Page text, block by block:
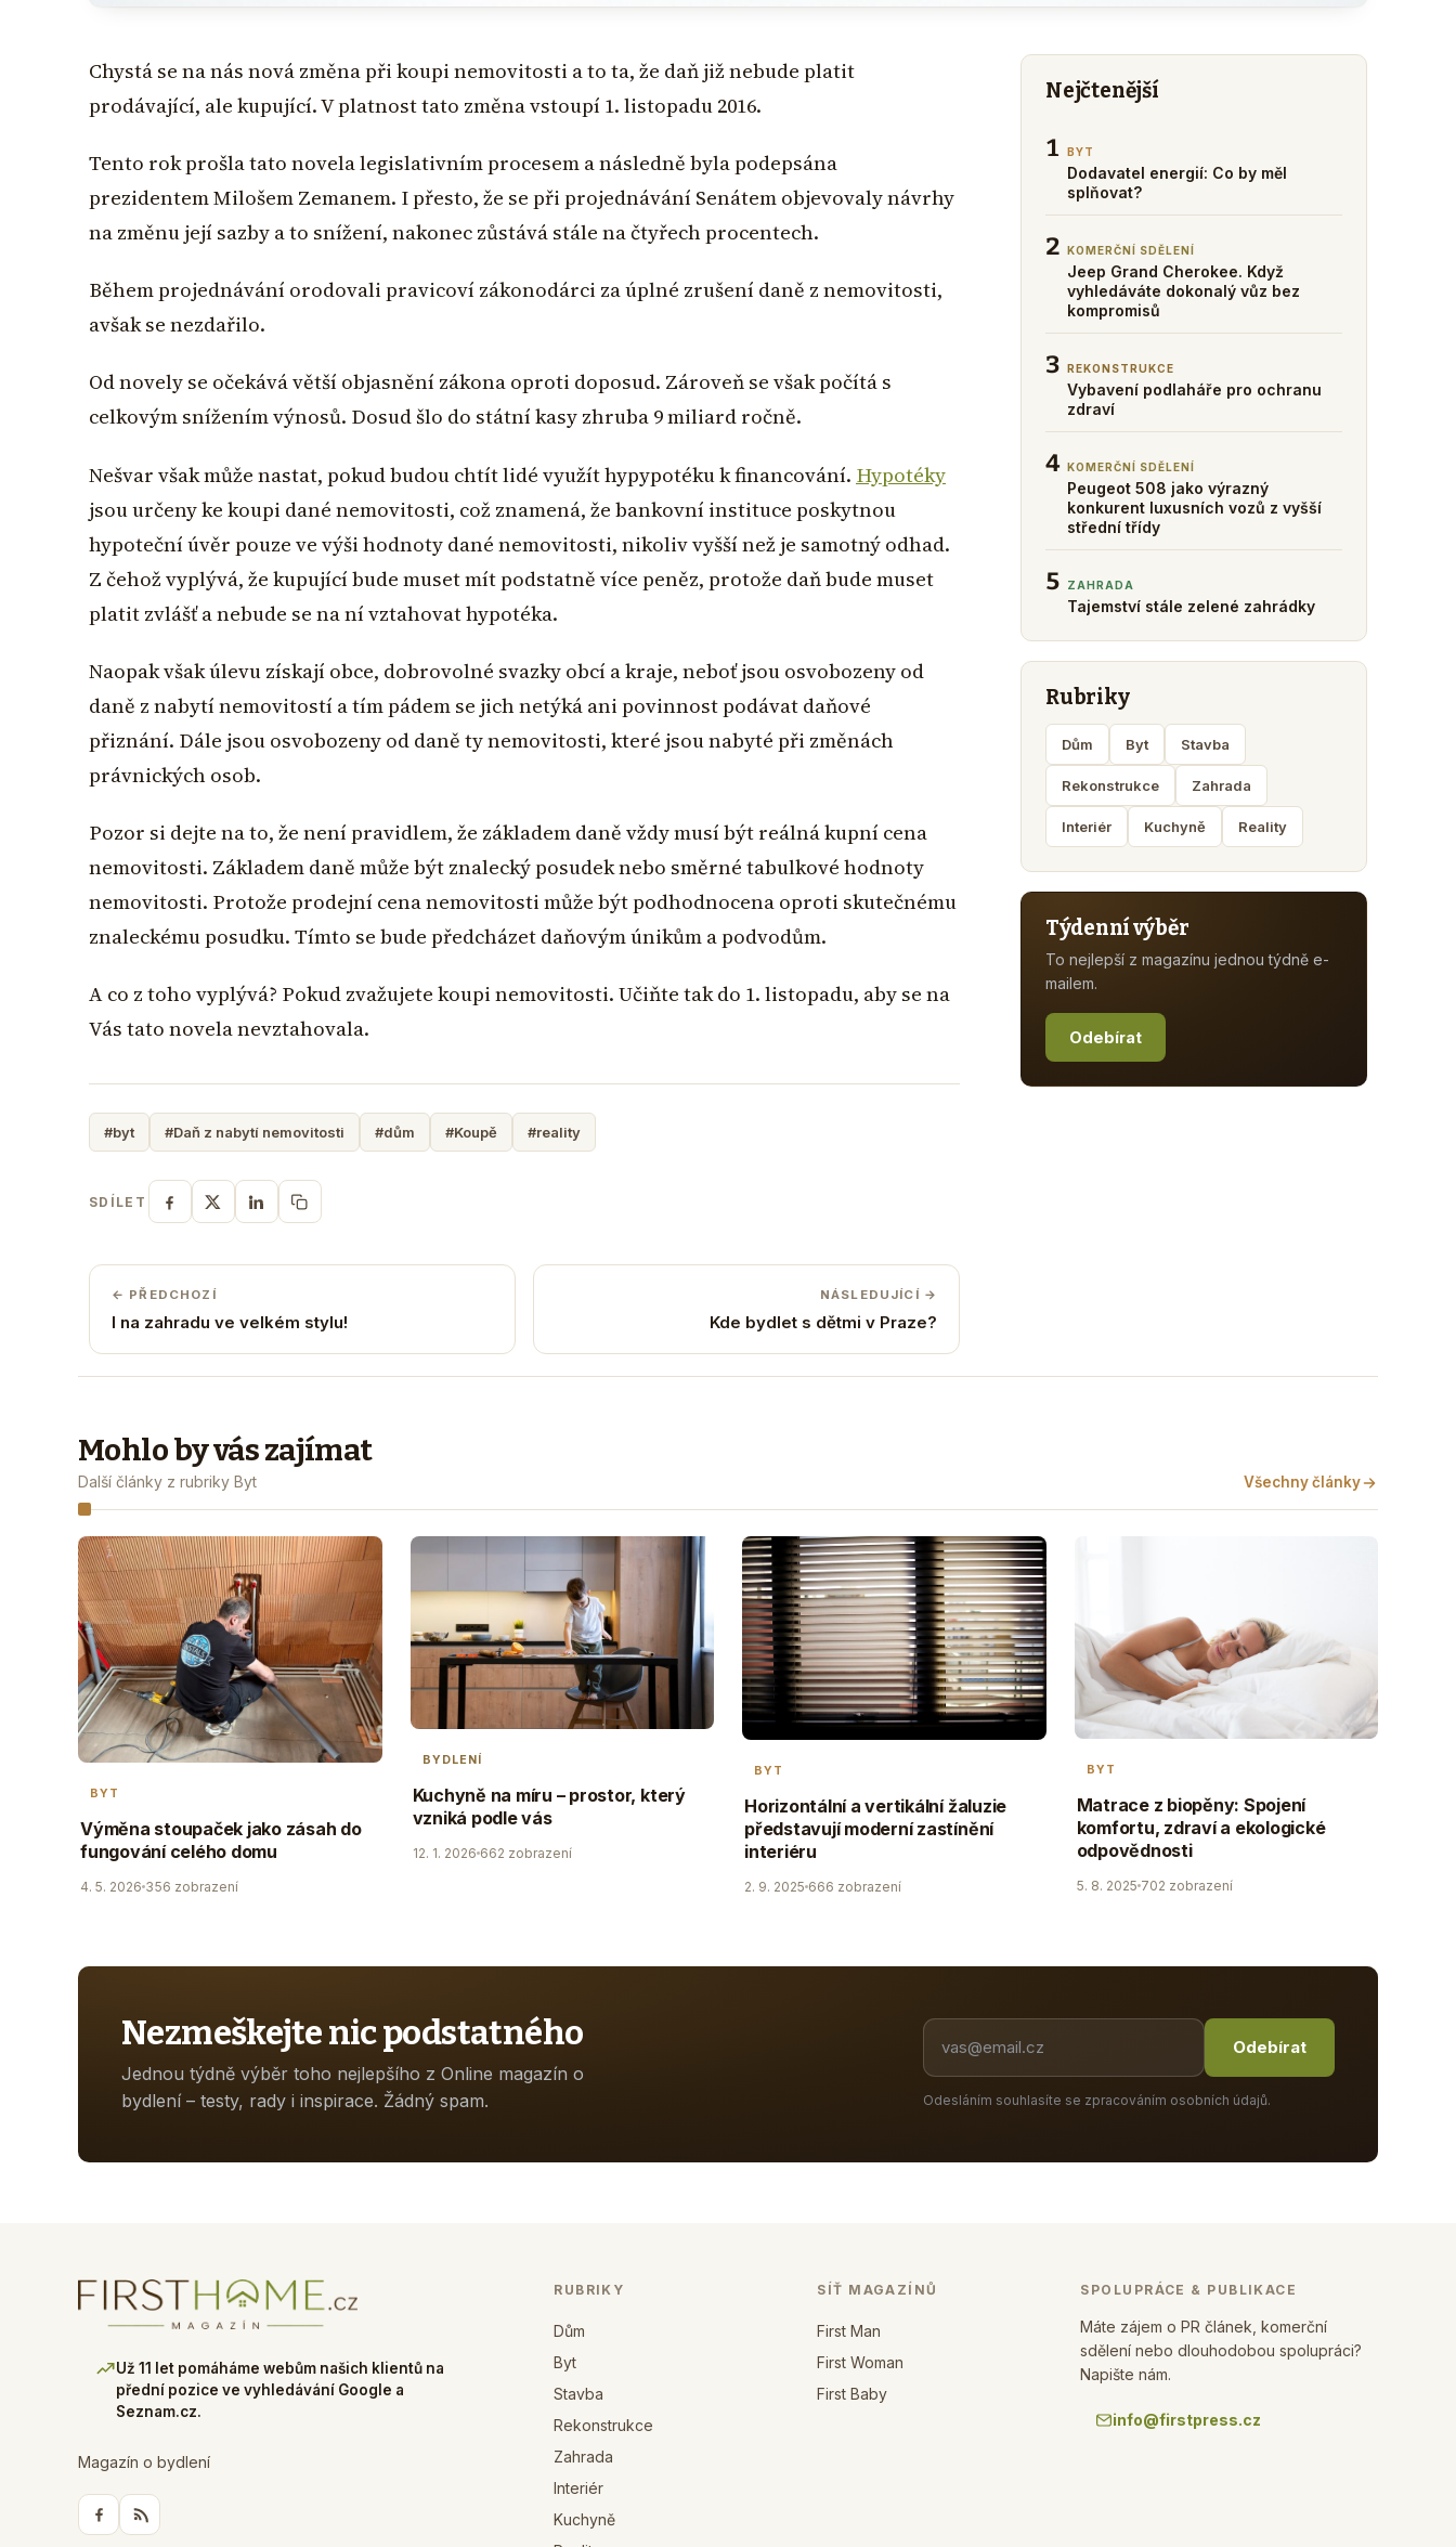
Chystá se na nás nová změna při koupi nemovitosti a to ta, že daň již nebude platit
prodávající, ale kupující. V platnost tato změna vstoupí 1. listopadu 2016.
Tento rok prošla tato novela legislativním procesem a následně byla podepsána
prezidentem Milošem Zemanem. I přesto, že se při projednávání Senátem objevovaly návrhy
na změnu její sazby a to snížení, nakonec zůstává stále na čtyřech procentech.
Během projednávání orodovali pravicoví zákonodárci za úplné zrušení daně z nemovitosti,
avšak se nezdařilo.
Od novely se očekává větší objasnění zákona oproti doposud. Zároveň se však počítá s
celkovým snížením výnosů. Dosud šlo do státní kasy zhruba 9 miliard ročně.
Nešvar však může nastat, pokud budou chtít lidé využít hypypotéku k financování. Hypotéky
jsou určeny ke koupi dané nemovitosti, což znamená, že bankovní instituce poskytnou
hypoteční úvěr pouze ve výši hodnoty dané nemovitosti, nikoliv vyšší než je samotný odhad.
Z čehož vyplývá, že kupující bude muset mít podstatně více peněz, protože daň bude muset
platit zvlášť a nebude se na ní vztahovat hypotéka.
Naopak však úlevu získají obce, dobrovolné svazky obcí a kraje, neboť jsou osvobozeny od
daně z nabytí nemovitostí a tím pádem se jich netýká ani povinnost podávat daňové
přiznání. Dále jsou osvobozeny od daně ty nemovitosti, které jsou nabyté při změnách
právnických osob.
Pozor si dejte na to, že není pravidlem, že základem daně vždy musí být reálná kupní cena
nemovitosti. Základem daně může být znalecký posudek nebo směrné tabulkové hodnoty
nemovitosti. Protože prodejní cena nemovitosti může být podhodnocena oproti skutečnému
znaleckému posudku. Tímto se bude předcházet daňovým únikům a podvodům.
A co z toho vyplývá? Pokud zvažujete koupi nemovitosti. Učiňte tak do 1. listopadu, aby se na
Vás tato novela nevztahovala.
#byt #Daň z nabytí nemovitosti #dům #Koupě #reality
SDÍLET
← PŘEDCHOZÍ
I na zahradu ve velkém stylu!
NÁSLEDUJÍCÍ →
Kde bydlet s dětmi v Praze?
Nejčtenější
1 BYT
Dodavatel energií: Co by měl
splňovat?
2 KOMERČNÍ SDĚLENÍ
Jeep Grand Cherokee. Když
vyhledáváte dokonalý vůz bez
kompromisů
3 REKONSTRUKCE
Vybavení podlaháře pro ochranu
zdraví
4 KOMERČNÍ SDĚLENÍ
Peugeot 508 jako výrazný
konkurent luxusních vozů z vyšší
střední třídy
5 ZAHRADA
Tajemství stále zelené zahrádky
Rubriky
Dům Byt Stavba
Rekonstrukce Zahrada
Interiér Kuchyně Reality
Týdenní výběr
To nejlepší z magazínu jednou týdně e-
mailem.
Odebírat
Mohlo by vás zajímat
Další články z rubriky Byt Všechny články
BYT
Výměna stoupaček jako zásah do
fungování celého domu
4. 5. 2026 356 zobrazení
BYDLENÍ
Kuchyně na míru – prostor, který
vzniká podle vás
12. 1. 2026 662 zobrazení
BYT
Horizontální a vertikální žaluzie
představují moderní zastínění
interiéru
2. 9. 2025 666 zobrazení
BYT
Matrace z biopěny: Spojení
komfortu, zdraví a ekologické
odpovědnosti
5. 8. 2025 702 zobrazení
Nezmeškejte nic podstatného
Jednou týdně výběr toho nejlepšího z Online magazín o
bydlení – testy, rady i inspirace. Žádný spam.
Odebírat
Odesláním souhlasíte se zpracováním osobních údajů.
Už 11 let pomáháme webům našich klientů na
přední pozice ve vyhledávání Google a
Seznam.cz.
Magazín o bydlení
RUBRIKY
Dům
Byt
Stavba
Rekonstrukce
Zahrada
Interiér
Kuchyně
SÍŤ MAGAZÍNŮ
First Man
First Woman
First Baby
SPOLUPRÁCE & PUBLIKACE
Máte zájem o PR článek, komerční
sdělení nebo dlouhodobou spolupráci?
Napište nám.
info@firstpress.cz